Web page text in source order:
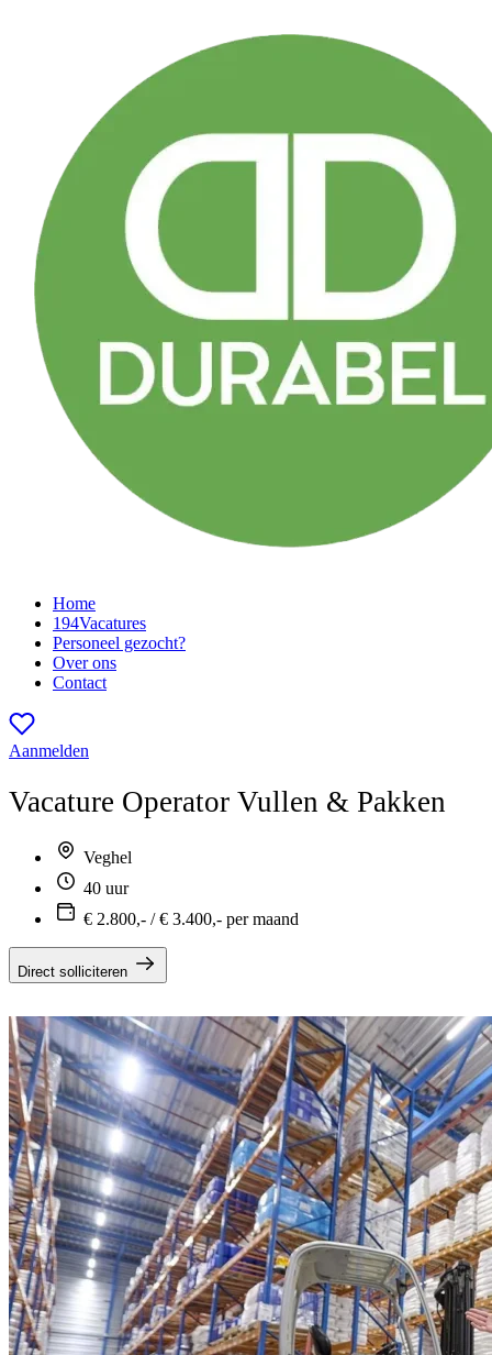
Home
194Vacatures
Personeel gezocht?
Over ons
Contact
Aanmelden
Vacature Operator Vullen & Pakken
Veghel
40 uur
€ 2.800,- / € 3.400,- per maand
Direct solliciteren